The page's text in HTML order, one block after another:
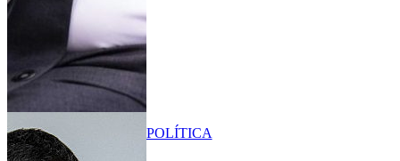
POLÍTICA